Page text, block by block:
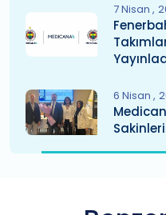
7 Nisan
6 Nisan